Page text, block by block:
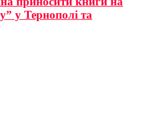
у Тернополі та